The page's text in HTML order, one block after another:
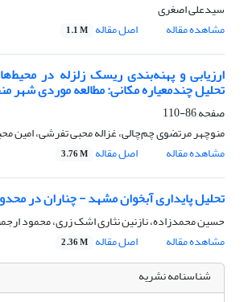
سیدعلی اصغری
مشاهده مقاله
اصل مقاله 1.1 M
ارزیابی و پهنه‌بندی ریسک زلزله در
تحلیل چندمعیاره مکانی: مطالعه موردی شهر
صفحه86-110
منوچهر مرتضوی چم‌چالی، غزاله محبی تفرشی، امین
مشاهده مقاله
اصل مقاله 3.76 M
تحلیل پایداری آبخوان مشهد - چناران در
حسین محمدزاده، نازنین نثاری اشک زری، محمود
مشاهده مقاله
اصل مقاله 2.36 M
شناسنامه نشریه